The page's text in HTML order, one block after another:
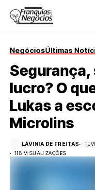
NegóciosÚltimas
lucro? O
Lukas a
Microlins
LAVINIA DE FREITAS
118 VISUALIZAÇÕES